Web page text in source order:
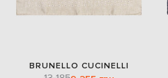
BRUNELLO CUCINELLI